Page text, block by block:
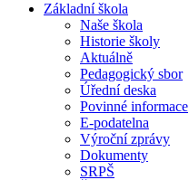
Základní škola
Naše škola
Historie školy
Aktuálně
Pedagogický sbor
Úřední deska
Povinné informace
E-podatelna
Výroční zprávy
Dokumenty
SRPŠ